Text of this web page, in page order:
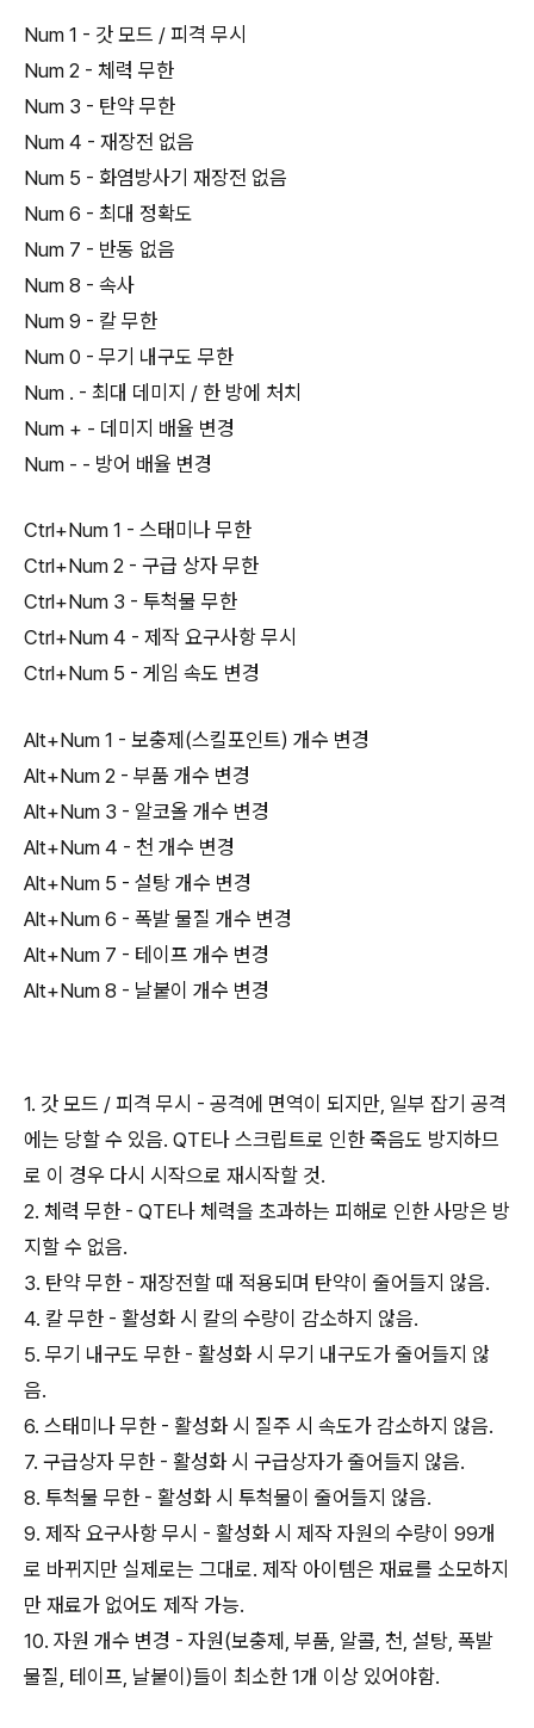
Num 1 - 갓 모드 / 피격 무시
Num 2 - 체력 무한
Num 3 - 탄약 무한
Num 4 - 재장전 없음
Num 5 - 화염방사기 재장전 없음
Num 6 - 최대 정확도
Num 7 - 반동 없음
Num 8 - 속사
Num 9 - 칼 무한
Num 0 - 무기 내구도 무한
Num . - 최대 데미지 / 한 방에 처치
Num + - 데미지 배율 변경
Num - - 방어 배율 변경
Ctrl+Num 1 - 스태미나 무한
Ctrl+Num 2 - 구급 상자 무한
Ctrl+Num 3 - 투척물 무한
Ctrl+Num 4 - 제작 요구사항 무시
Ctrl+Num 5 - 게임 속도 변경
Alt+Num 1 - 보충제(스킬포인트) 개수 변경
Alt+Num 2 - 부품 개수 변경
Alt+Num 3 - 알코올 개수 변경
Alt+Num 4 - 천 개수 변경
Alt+Num 5 - 설탕 개수 변경
Alt+Num 6 - 폭발 물질 개수 변경
Alt+Num 7 - 테이프 개수 변경
Alt+Num 8 - 날붙이 개수 변경
1. 갓 모드 / 피격 무시 - 공격에 면역이 되지만, 일부 잡기 공격
에는 당할 수 있음. QTE나 스크립트로 인한 죽음도 방지하므
로 이 경우 다시 시작으로 재시작할 것.
2. 체력 무한 - QTE나 체력을 초과하는 피해로 인한 사망은 방
지할 수 없음.
3. 탄약 무한 - 재장전할 때 적용되며 탄약이 줄어들지 않음.
4. 칼 무한 - 활성화 시 칼의 수량이 감소하지 않음.
5. 무기 내구도 무한 - 활성화 시 무기 내구도가 줄어들지 않
음.
6. 스태미나 무한 - 활성화 시 질주 시 속도가 감소하지 않음.
7. 구급상자 무한 - 활성화 시 구급상자가 줄어들지 않음.
8. 투척물 무한 - 활성화 시 투척물이 줄어들지 않음.
9. 제작 요구사항 무시 - 활성화 시 제작 자원의 수량이 99개
로 바뀌지만 실제로는 그대로. 제작 아이템은 재료를 소모하지
만 재료가 없어도 제작 가능.
10. 자원 개수 변경 - 자원(보충제, 부품, 알콜, 천, 설탕, 폭발
물질, 테이프, 날붙이)들이 최소한 1개 이상 있어야함.